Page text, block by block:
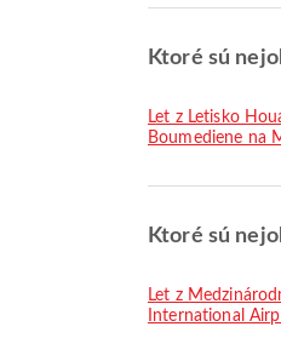
Ktoré sú
let z Letisko
Boumediene na
Ktoré sú
let z
International